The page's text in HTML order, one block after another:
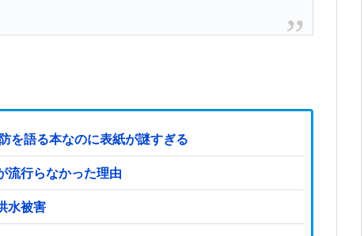
を語る本なのに表紙が謎すぎる
流行らなかった理由
水被害